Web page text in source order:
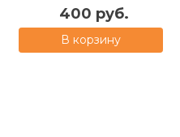
400 руб.
В корзину